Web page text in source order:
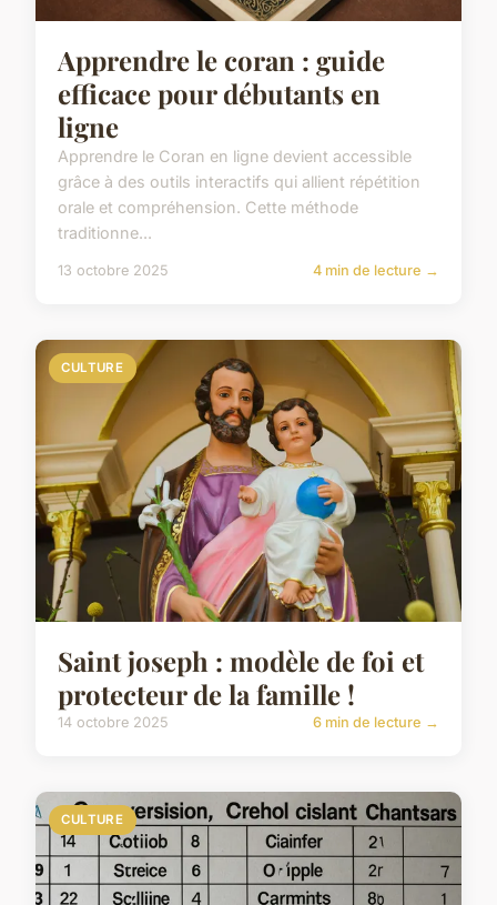
Apprendre le coran : guide
efficace pour débutants en
ligne
Apprendre le Coran en ligne devient accessible
grâce à des outils interactifs qui allient répétition
orale et compréhension. Cette méthode
traditionne...
13 octobre 2025 4 min de lecture →
CULTURE
Saint joseph : modèle de foi et
protecteur de la famille !
14 octobre 2025 6 min de lecture →
CULTURE